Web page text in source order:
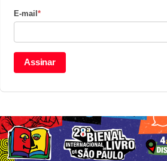
E-mail *
Assinar